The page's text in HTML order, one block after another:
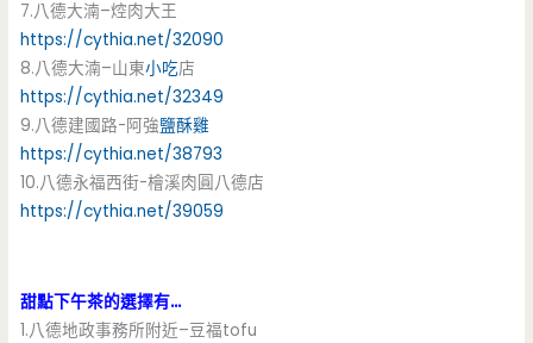
7.八德大湳–焢肉大王
https://cythia.net/32090
8.八德大湳–山東小吃店
https://cythia.net/32349
9.八德建國路-阿強鹽酥雞
https://cythia.net/38793
10.八德永福西街-檜溪肉圓八德店
https://cythia.net/39059
甜點下午茶的選擇有…
1.八德地政事務所附近–豆福tofu